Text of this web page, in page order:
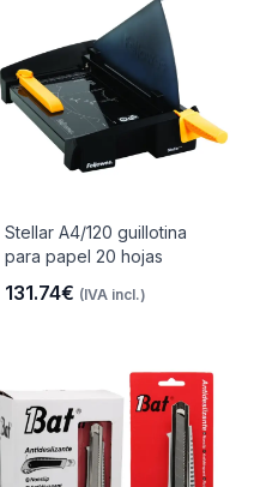
Stellar A4/120 guillotina
para papel 20 hojas
131.74€ (IVA incl.)